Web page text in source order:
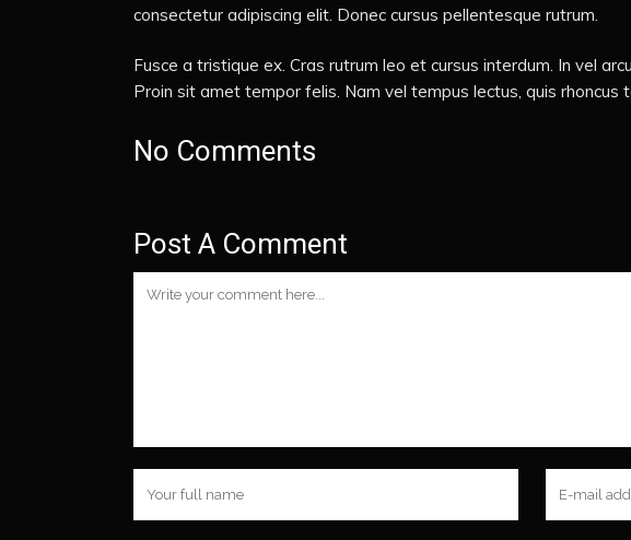
consectetur adipiscing elit. Donec cursus pellentesque rutrum.
Fusce a tristique ex. Cras rutrum leo et cursus interdum. In vel
Proin sit amet tempor felis. Nam vel tempus lectus, quis rhoncus
No Comments
Post A Comment